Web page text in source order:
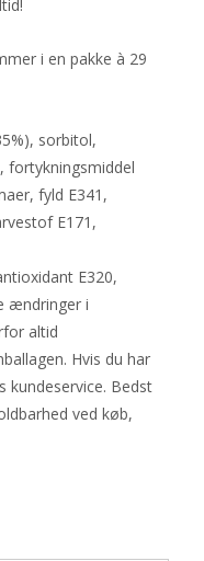
i en pakke à 29
sorbitol,
fortykningsmiddel
fyld E341,
E171,
E320,
ændringer i
altid
Hvis du har
kundeservice. Bedst
ved køb,